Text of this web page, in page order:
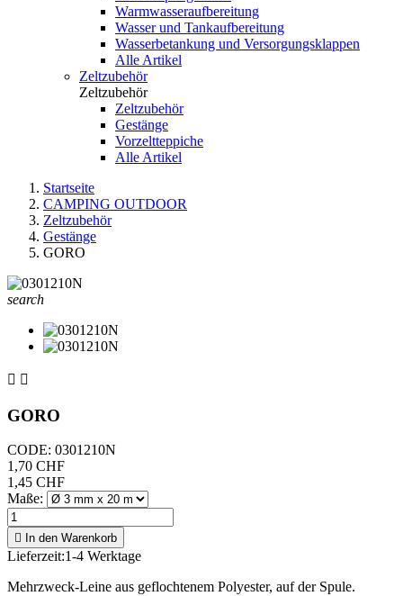
Warmwasseraufbereitung
Wasser und Tankaufbereitung
Wasserbetankung und Versorgungsklappen
Alle Artikel
Zeltzubehör
Zeltzubehör
Zeltzubehör
Gestänge
Vorzeltteppiche
Alle Artikel
Startseite
CAMPING OUTDOOR
Zeltzubehör
Gestänge
GORO
search
 
GORO
CODE: 0301210N
1,70 CHF
1,45 CHF
Maße:
 In den Warenkorb
Lieferzeit:1-4 Werktage
Mehrzweck-Leine aus geflochtenem Polyester, auf der Spule.